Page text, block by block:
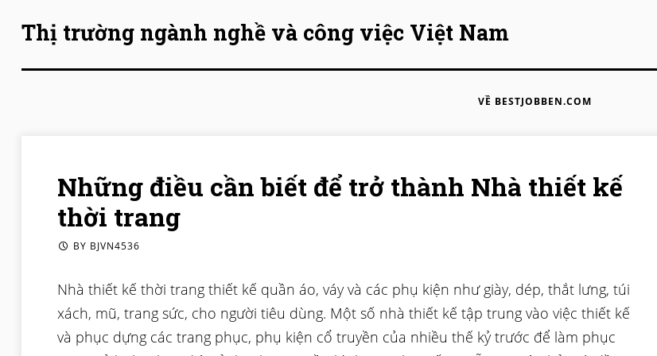
Skip to content
Thị trường ngành nghề và công việc Việt Nam
VỀ BESTJOBBEN.COM
Những điều cần biết để trở thành Nhà thiết kế
thời trang
BY BJVN4536
Nhà thiết kế thời trang thiết kế quần áo, váy và các phụ kiện như giày, dép, thắt lưng, túi
xách, mũ, trang sức, cho người tiêu dùng. Một số nhà thiết kế tập trung vào việc thiết kế
và phục dựng các trang phục, phụ kiện cổ truyền của nhiều thế kỷ trước để làm phục